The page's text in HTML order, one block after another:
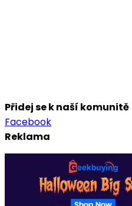
Přidej se k naší komunitě
Facebook
Reklama